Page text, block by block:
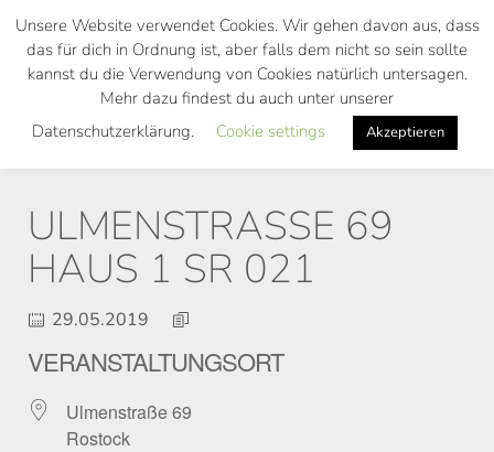
Skip
main
ULMENSTRASSE 69 H
AUS 1 SR 021
29.05.2019
VERANSTALTUNGSORT
Ulmenstraße 69
Rostock
Unsere Website verwendet Cookies. Wir gehen davon aus, dass
das für dich in Ordnung ist, aber falls dem nicht so sein sollte
kannst du die Verwendung von Cookies natürlich untersagen.
Mehr dazu findest du auch unter unserer
Datenschutzerklärung.
Cookie settings Akzeptieren